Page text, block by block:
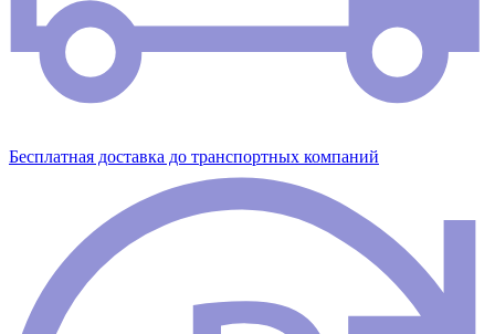
Бесплатная доставка до транспортных компаний